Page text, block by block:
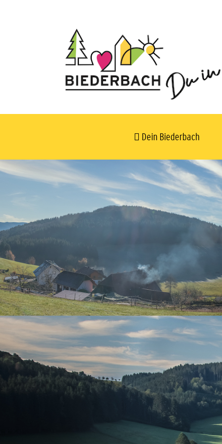
Dein Biederbach